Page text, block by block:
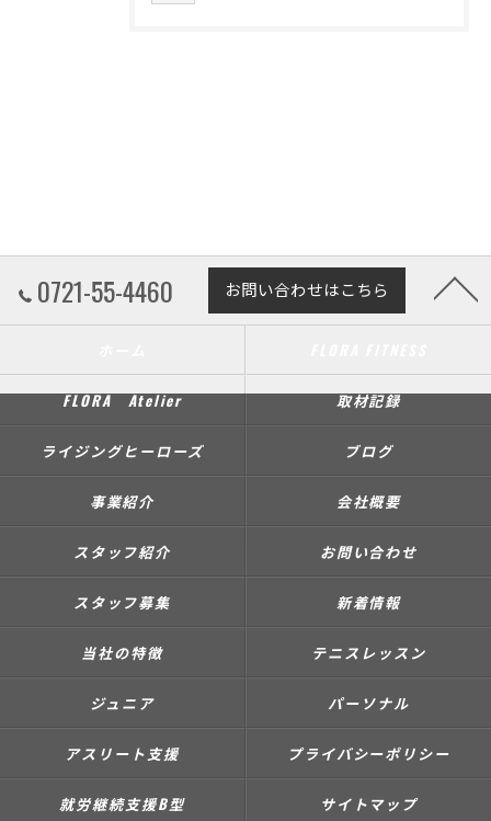
0721-55-4460 お問い合わせはこちら
FLORA Atelier 取材記録
ライジングヒーローズ ブログ
事業紹介 会社概要
スタッフ紹介 お問い合わせ
スタッフ募集 新着情報
当社の特徴 テニスレッスン
ジュニア パーソナル
アスリート支援 プライバシーポリシー
就労継続支援B型 サイトマップ